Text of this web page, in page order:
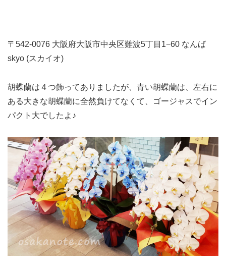
〒542-0076 大阪府大阪市中央区難波5丁目1−60 なんば
skyo (スカイオ)
胡蝶蘭は４つ飾ってありましたが、青い胡蝶蘭は、左右に
ある大きな胡蝶蘭に全然負けてなくて、ゴージャスでイン
パクト大でしたよ♪